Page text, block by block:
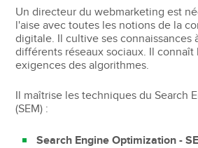
Un directeur du webmarketing est
l'aise avec toutes les notions de la
digitale. Il cultive ses connaissances
différents réseaux sociaux. Il connaît
exigences des algorithmes.
Il maîtrise les techniques du Search
(SEM) :
Search Engine Optimization -